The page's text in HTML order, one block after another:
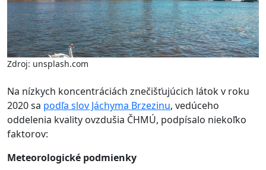
Zdroj: unsplash.com
Na nízkych koncentráciách znečišťujúcich látok v roku
2020 sa podľa slov Jáchyma Brzezinu, vedúceho
oddelenia kvality ovzdušia ČHMÚ, podpísalo niekoľko
faktorov:
Meteorologické podmienky